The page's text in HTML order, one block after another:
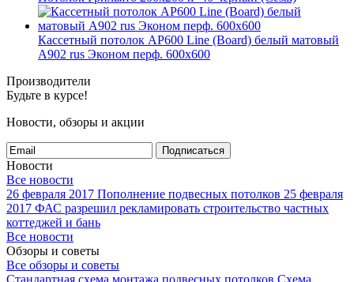
Кассетный потолок AP600 Line (Board) белый матовый
А902 rus Эконом перф. 600x600
Производители
Будьте в курсе!
Новости, обзоры и акции
Подписаться
Новости
Все новости
26 февраля 2017 Пополнение подвесных потолков 25 февраля
2017 ФАС разрешил рекламировать строительство частных
коттеджей и бань
Все новости
Обзоры и советы
Все обзоры и советы
Стандартная схема монтажа подвесных потолков Схема